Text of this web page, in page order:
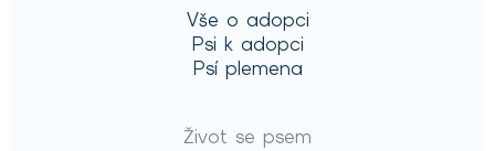
Vše o adopci
Psi k adopci
Psí plemena
Život se psem